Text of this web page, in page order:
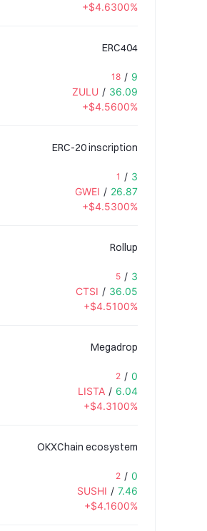
+$4.6300%
ERC404
18 / 9
ZULU / 36.09
+$4.5600%
ERC-20 inscription
1 / 3
GWEI / 26.87
+$4.5300%
Rollup
5 / 3
CTSI / 36.05
+$4.5100%
Megadrop
2 / 0
LISTA / 6.04
+$4.3100%
OKXChain ecosystem
2 / 0
SUSHI / 7.46
+$4.1600%